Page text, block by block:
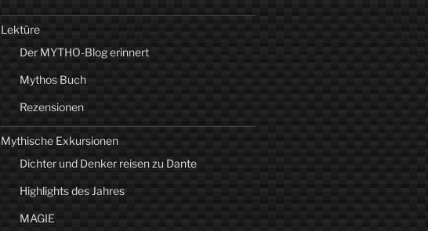
Lektüre
Der MYTHO-Blog erinnert
Mythos Buch
Rezensionen
Mythische Exkursionen
Dichter und Denker reisen zu Dante
Highlights des Jahres
MAGIE